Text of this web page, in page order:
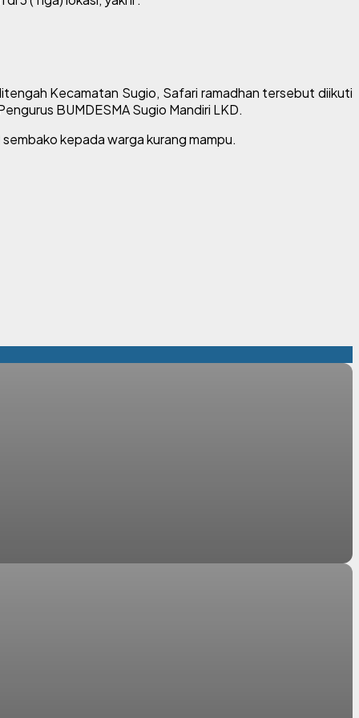
Kecamatan Sugio, Safari ramadhan tersebut diikuti
BUMDESMA Sugio Mandiri LKD.
kepada warga kurang mampu.